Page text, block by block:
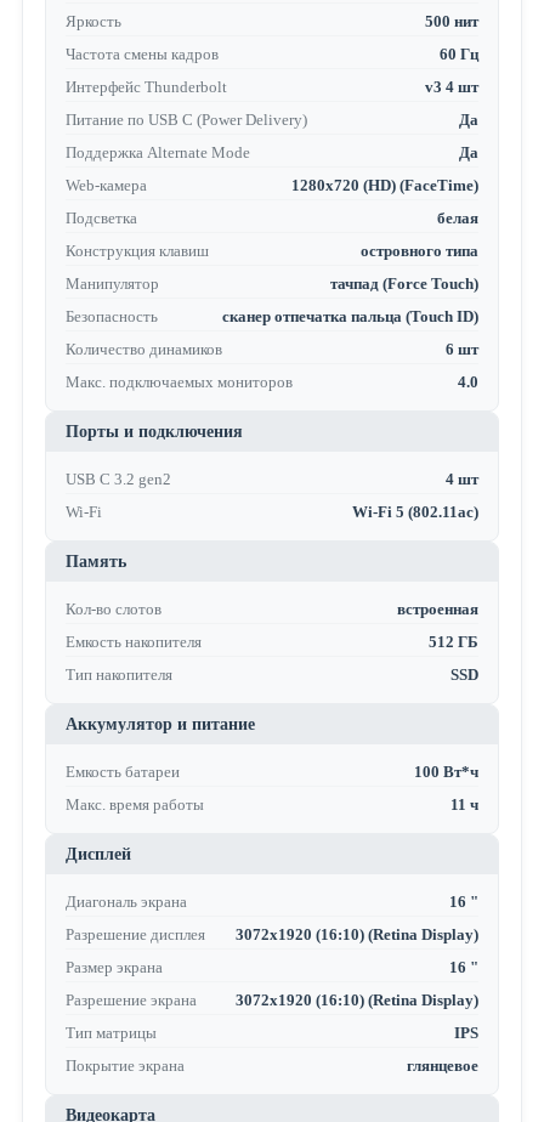
Яркость
500 нит
Частота смены кадров
60 Гц
Интерфейс Thunderbolt
v3 4 шт
Питание по USB C (Power Delivery)
Да
Поддержка Alternate Mode
Да
Web-камера
1280x720 (HD) (FaceTime)
Подсветка
белая
Конструкция клавиш
островного типа
Манипулятор
тачпад (Force Touch)
Безопасность
сканер отпечатка пальца (Touch ID)
Количество динамиков
6 шт
Макс. подключаемых мониторов
4.0
Порты и подключения
USB C 3.2 gen2
4 шт
Wi-Fi
Wi-Fi 5 (802.11ac)
Память
Кол-во слотов
встроенная
Емкость накопителя
512 ГБ
Тип накопителя
SSD
Аккумулятор и питание
Емкость батареи
100 Вт*ч
Макс. время работы
11 ч
Дисплей
Диагональ экрана
16 "
Разрешение дисплея
3072x1920 (16:10) (Retina Display)
Размер экрана
16 "
Разрешение экрана
3072x1920 (16:10) (Retina Display)
Тип матрицы
IPS
Покрытие экрана
глянцевое
Видеокарта